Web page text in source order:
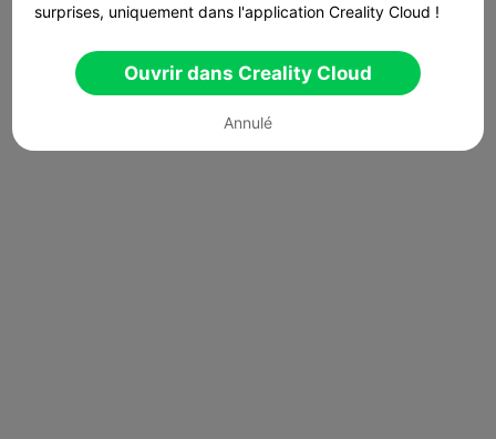
surprises, uniquement dans l'application Creality Cloud !
Ouvrir dans Creality Cloud
Annulé